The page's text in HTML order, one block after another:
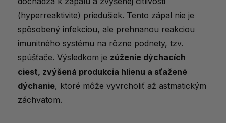
Typy astmy
Príznaky astmy
Život s astmou
Liečba astmy
Astma u detí
(hyperreaktivite) priedušiek. Tento zápal nie je
spôsobený infekciou, ale prehnanou reakciou
imunitného systému na rôzne podnety, tzv.
spúšťače. Výsledkom je zúženie dýchacích
ciest, zvýšená produkcia hlienu a sťažené
dýchanie, ktoré môže vyvrcholiť až astmatickým
záchvatom.